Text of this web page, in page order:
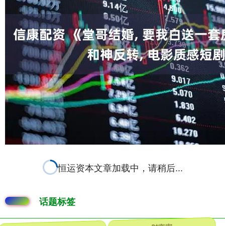
恒运资本文章加载中，请稍后...
话题标签